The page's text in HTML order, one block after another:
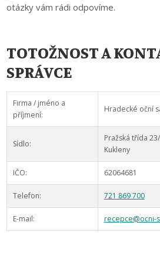
otázky vám rádi odpovíme.
TOTOŽNOST A
SPRÁVCE
Firma / jméno a
příjmení:
Hradecké oční
Sídlo:
Pražská třída
Kukleny
IČO: 62064681
Telefon: 721 869 700
E-mail: recepce@ocni-